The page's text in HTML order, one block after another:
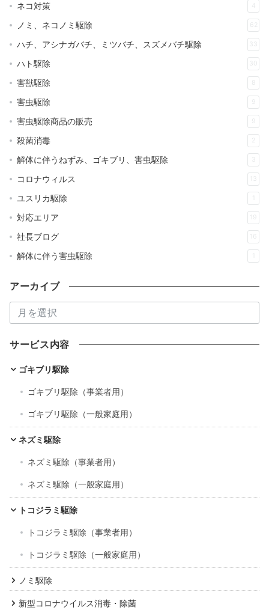
ネコ対策 4
ノミ、ネコノミ駆除 62
ハチ、アシナガバチ、ミツバチ、スズメバチ駆除 33
ハト駆除 30
害獣駆除 8
害虫駆除 9
害虫駆除商品の販売 9
殺菌消毒 2
解体に伴うねずみ、ゴキブリ、害虫駆除 3
コロナウィルス 13
ユスリカ駆除
対応エリア 19
社長ブログ 16
解体に伴う害虫駆除
アーカイブ
ー
カ
イ
ブ
サービス内容
ゴキブリ駆除
ゴキブリ駆除（事業者用）
ゴキブリ駆除（一般家庭用）
ネズミ駆除
ネズミ駆除（事業者用）
ネズミ駆除（一般家庭用）
トコジラミ駆除
トコジラミ駆除（事業者用）
トコジラミ駆除（一般家庭用）
ノミ駆除
新型コロナウイルス消毒・除菌